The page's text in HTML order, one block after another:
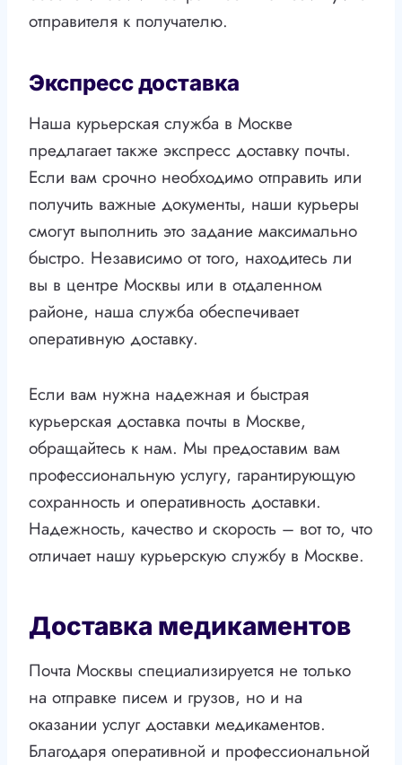
отправителя к получателю.
Экспресс доставка
Наша курьерская служба в Москве
предлагает также экспресс доставку почты.
Если вам срочно необходимо отправить или
получить важные документы, наши курьеры
смогут выполнить это задание максимально
быстро. Независимо от того, находитесь ли
вы в центре Москвы или в отдаленном
районе, наша служба обеспечивает
оперативную доставку.
Если вам нужна надежная и быстрая
курьерская доставка почты в Москве,
обращайтесь к нам. Мы предоставим вам
профессиональную услугу, гарантирующую
сохранность и оперативность доставки.
Надежность, качество и скорость – вот то, что
отличает нашу курьерскую службу в Москве.
Доставка медикаментов
Почта Москвы специализируется не только
на отправке писем и грузов, но и на
оказании услуг доставки медикаментов.
Благодаря оперативной и профессиональной